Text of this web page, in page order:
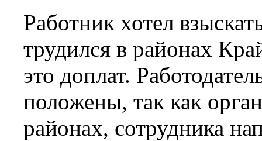
Работник хотел
трудился в районах
это доплат.
положены, так как
районах, сотрудника